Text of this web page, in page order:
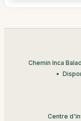
Chemin Inca
Centre